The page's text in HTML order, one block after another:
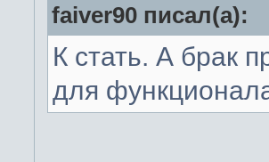
faiver90 писал(а):
К стать. А брак
для